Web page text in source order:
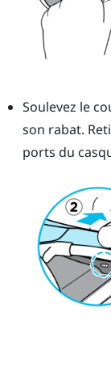
Soulevez le
son rabat.
ports du